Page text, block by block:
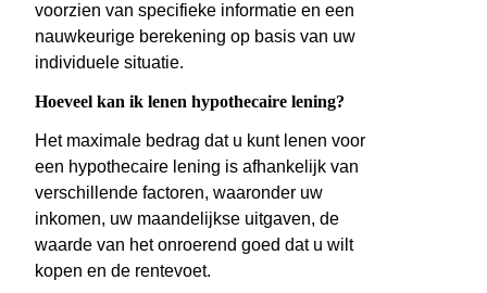
voorzien van specifieke informatie en een
nauwkeurige berekening op basis van uw
individuele situatie.
Hoeveel kan ik lenen hypothecaire lening?
Het maximale bedrag dat u kunt lenen voor
een hypothecaire lening is afhankelijk van
verschillende factoren, waaronder uw
inkomen, uw maandelijkse uitgaven, de
waarde van het onroerend goed dat u wilt
kopen en de rentevoet.